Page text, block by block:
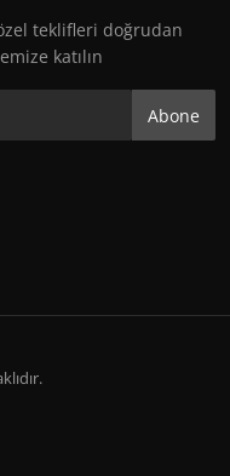
teklifleri doğrudan
katılın
Abone